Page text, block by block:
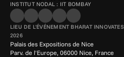
INSTITUT NODAL : IIT BOMBAY
LIEU DE L'ÉVÉNEMENT BHARAT INNOVATES
2026
Palais des Expositions de Nice
Parv. de l'Europe, 06000 Nice, France